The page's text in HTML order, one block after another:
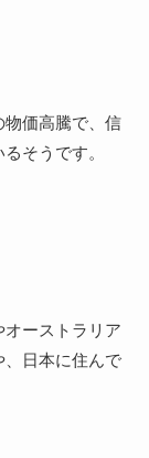
物価高騰で、信
そうです。
ーストラリア
日本に住んで